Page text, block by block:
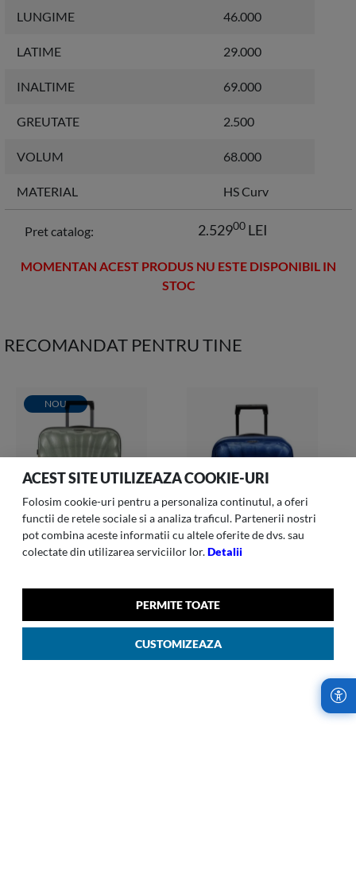
ACEST SITE UTILIZEAZA COOKIE-URI
Folosim cookie-uri pentru a personaliza continutul, a oferi
functii de retele sociale si a analiza traficul. Partenerii nostri
pot combina aceste informatii cu altele oferite de dvs. sau
colectate din utilizarea serviciilor lor.Detalii
PERMITE TOATE
CUSTOMIZEAZA
LUNGIME 46.000
LATIME 29.000
INALTIME 69.000
GREUTATE 2.500
VOLUM 68.000
MATERIAL HS Curv
Pret catalog: 2.52900 LEI
MOMENTAN ACEST PRODUS NU ESTE DISPONIBIL IN
STOC
RECOMANDAT PENTRU TINE
NOU
C-lite-003 Troller H Spin 69
2.69900LEI
C-LITE
C-lite - Troller Spinner Exp
55/20 Cm Deep Blue
2.20900LEI